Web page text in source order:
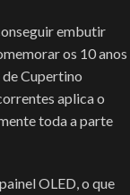
embutir
os 10 anos
Cupertino
aplica o
toda a parte
OLED, o que